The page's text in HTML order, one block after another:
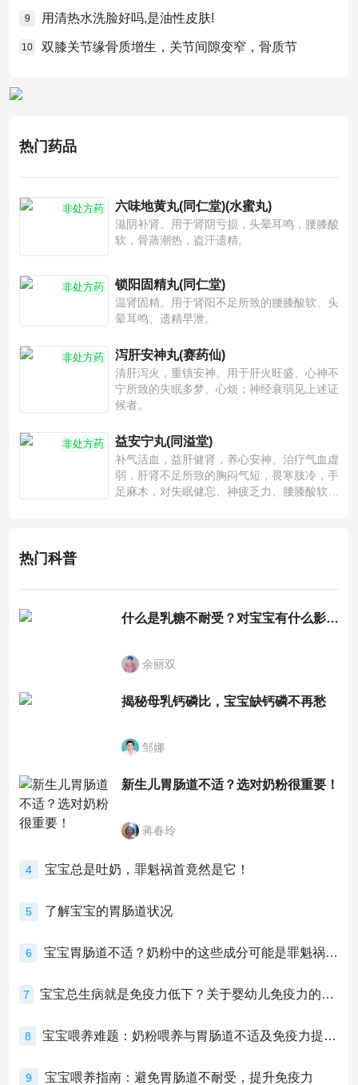
9 用清热水洗脸好吗,是油性皮肤!
10 双膝关节缘骨质增生，关节间隙变窄，骨质节
热门药品
非处方药 六味地黄丸(同仁堂)(水蜜丸)
滋阴补肾。用于肾阴亏损，头晕耳鸣，腰膝酸
软，骨蒸潮热，盗汗遗精。
非处方药 锁阳固精丸(同仁堂)
温肾固精。用于肾阳不足所致的腰膝酸软、头
晕耳鸣、遗精早泄。
非处方药 泻肝安神丸(赛药仙)
清肝泻火，重镇安神。用于肝火旺盛、心神不
宁所致的失眠多梦、心烦；神经衰弱见上述证
候者。
非处方药 益安宁丸(同溢堂)
补气活血，益肝健肾，养心安神。治疗气血虚
弱，肝肾不足所致的胸闷气短，畏寒肢冷，手
足麻木，对失眠健忘、神疲乏力、腰膝酸软也
热门科普
什么是乳糖不耐受？对宝宝有什么影响？
余丽双
揭秘母乳钙磷比，宝宝缺钙磷不再愁
邹娜
新生儿胃肠道不适？选对奶粉很重要！
蒋春玲
4 宝宝总是吐奶，罪魁祸首竟然是它！
5 了解宝宝的胃肠道状况
6 宝宝胃肠道不适？奶粉中的这些成分可能是罪魁祸首！
7 宝宝总生病就是免疫力低下？关于婴幼儿免疫力的真相，家长必须了解！
8 宝宝喂养难题：奶粉喂养与胃肠道不适及免疫力提升的奥秘
9 宝宝喂养指南：避免胃肠道不耐受，提升免疫力